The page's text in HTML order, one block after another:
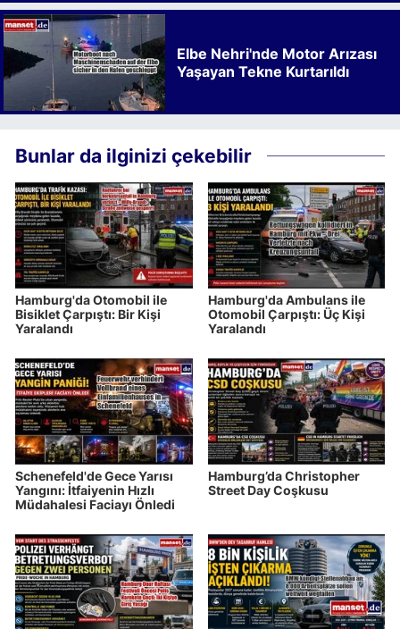
Elbe Nehri'nde Motor Arızası
Yaşayan Tekne Kurtarıldı
Bunlar da ilginizi çekebilir
Hamburg'da Otomobil ile
Bisiklet Çarpıştı: Bir Kişi
Yaralandı
Hamburg'da Ambulans ile
Otomobil Çarpıştı: Üç Kişi
Yaralandı
Schenefeld'de Gece Yarısı
Yangını: İtfaiyenin Hızlı
Müdahalesi Faciayı Önledi
Hamburg’da Christopher
Street Day Coşkusu